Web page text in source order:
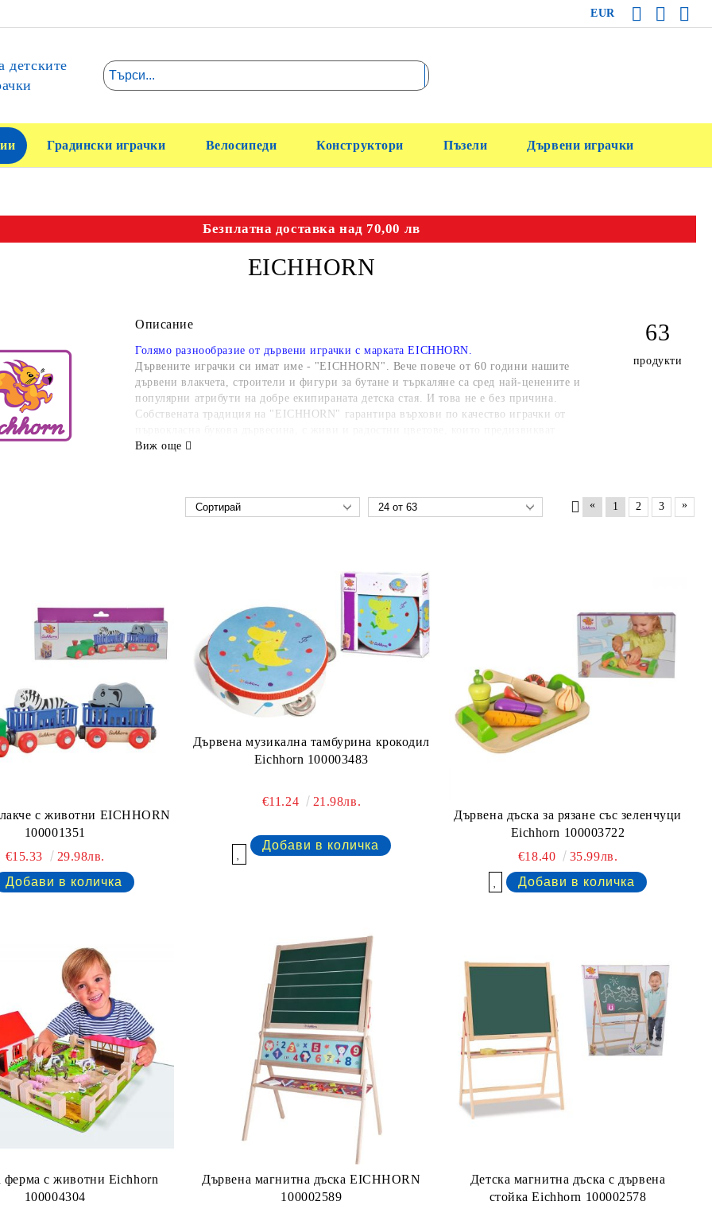
EUR
детските
Градински играчки Велосипеди Конструктори Пъзели Дървени играчки
Безплатна доставка над 70,00 лв
EICHHORN
Описание
Голямо разнообразие от дървени играчки с марката EICHHORN.
Дървените играчки си имат име - "EICHHORN". Вече повече от 60 години нашите
дървени влакчета, строители и фигури за бутане и търкаляне са сред най-ценените и
популярни атрибути на добре екипираната детска стая. И това не е без причина.
Собствената традиция на "EICHHORN" гарантира върхови по качество играчки от
игровото въображение на детето. В нашите продуктови ниши ще откриете подходящата
Виж още
63
продукти
« 1 2 3 »
с животни EICHHORN
100001351
€15.33
29.98лв.
Дървена музикална тамбурина крокодил
Eichhorn 100003483
€11.24 21.98лв.
Дървена дъска за рязане със зеленчуци
Eichhorn 100003722
€18.40
35.99лв.
ферма с животни Eichhorn
100004304
Дървена магнитна дъска EICHHORN
100002589
Детска магнитна дъска с дървена
стойка Eichhorn 100002578